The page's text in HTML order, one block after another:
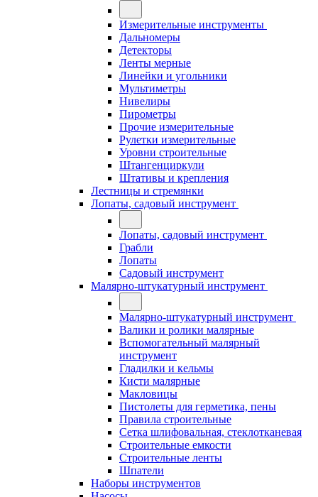
Измерительные инструменты
Дальномеры
Детекторы
Ленты мерные
Линейки и угольники
Мультиметры
Нивелиры
Пирометры
Прочие измерительные
Рулетки измерительные
Уровни строительные
Штангенциркули
Штативы и крепления
Лестницы и стремянки
Лопаты, садовый инструмент
Лопаты, садовый инструмент
Грабли
Лопаты
Садовый инструмент
Малярно-штукатурный инструмент
Малярно-штукатурный инструмент
Валики и ролики малярные
Вспомогательный малярный
инструмент
Гладилки и кельмы
Кисти малярные
Макловицы
Пистолеты для герметика, пены
Правила строительные
Сетка шлифовальная, стеклотканевая
Строительные емкости
Строительные ленты
Шпатели
Наборы инструментов